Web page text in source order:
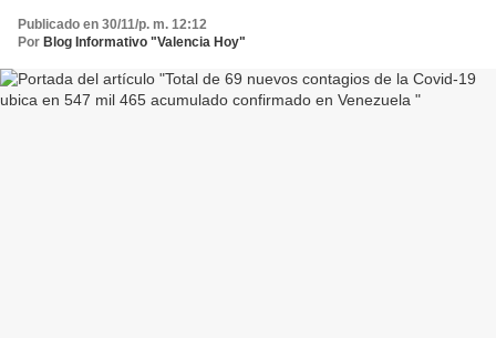
Publicado en 30/11/p. m. 12:12
Por Blog Informativo "Valencia Hoy"